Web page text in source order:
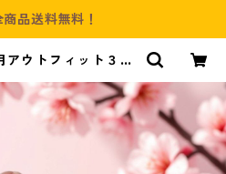
品送料無料！
ウトフィット３点
トバッグ 春風コー
| Culture-Booth